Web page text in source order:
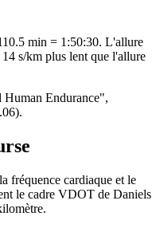
min = 1:50:30. L'allure
s/km plus lent que l'allure
Human Endurance",
fréquence cardiaque et le
le cadre VDOT de Daniels